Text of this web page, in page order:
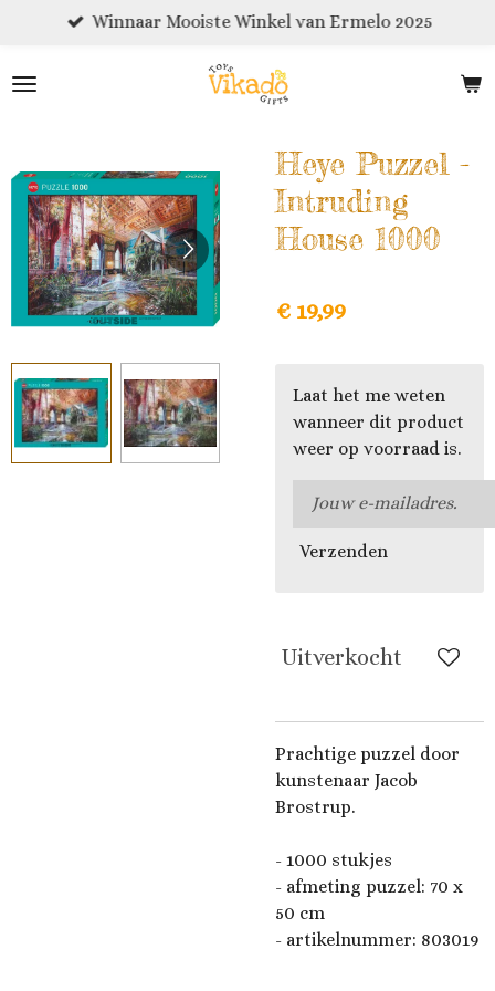
naar
Winnaar Mooiste Winkel van Ermelo 2025
Heye Puzzel -
Intruding
House 1000
€ 19,99
Laat het me weten
wanneer dit product
weer op voorraad is.
Verzenden
Uitverkocht
Prachtige puzzel door
kunstenaar Jacob
Brostrup.
- 1000 stukjes
- afmeting puzzel: 70 x
50 cm
- artikelnummer: 803019